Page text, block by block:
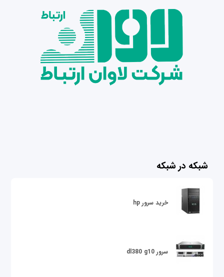
شبکه در شبکه
خرید سرور hp
سرور dl380 g10